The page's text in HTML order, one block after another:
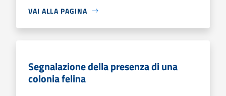
VAI ALLA PAGINA
Segnalazione della presenza di una
colonia felina